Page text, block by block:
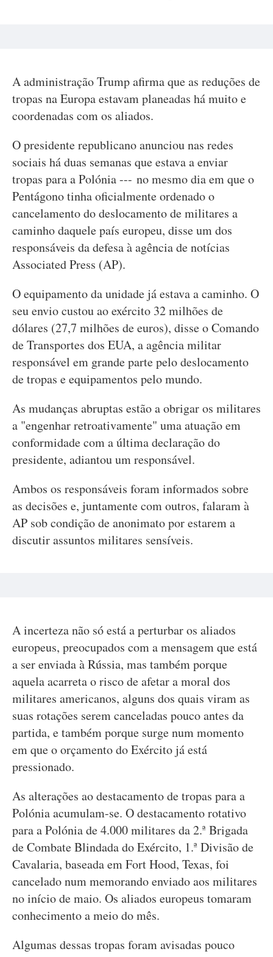
A administração Trump afirma que as reduções de
tropas na Europa estavam planeadas há muito e
coordenadas com os aliados.
O presidente republicano anunciou nas redes
sociais há duas semanas que estava a enviar
tropas para a Polónia --- no mesmo dia em que o
Pentágono tinha oficialmente ordenado o
cancelamento do deslocamento de militares a
caminho daquele país europeu, disse um dos
responsáveis da defesa à agência de notícias
Associated Press (AP).
O equipamento da unidade já estava a caminho. O
seu envio custou ao exército 32 milhões de
dólares (27,7 milhões de euros), disse o Comando
de Transportes dos EUA, a agência militar
responsável em grande parte pelo deslocamento
de tropas e equipamentos pelo mundo.
As mudanças abruptas estão a obrigar os militares
a "engenhar retroativamente" uma atuação em
conformidade com a última declaração do
presidente, adiantou um responsável.
Ambos os responsáveis foram informados sobre
as decisões e, juntamente com outros, falaram à
AP sob condição de anonimato por estarem a
discutir assuntos militares sensíveis.
A incerteza não só está a perturbar os aliados
europeus, preocupados com a mensagem que está
a ser enviada à Rússia, mas também porque
aquela acarreta o risco de afetar a moral dos
militares americanos, alguns dos quais viram as
suas rotações serem canceladas pouco antes da
partida, e também porque surge num momento
em que o orçamento do Exército já está
pressionado.
As alterações ao destacamento de tropas para a
Polónia acumulam-se. O destacamento rotativo
para a Polónia de 4.000 militares da 2.ª Brigada
de Combate Blindada do Exército, 1.ª Divisão de
Cavalaria, baseada em Fort Hood, Texas, foi
cancelado num memorando enviado aos militares
no início de maio. Os aliados europeus tomaram
conhecimento a meio do mês.
Algumas dessas tropas foram avisadas pouco